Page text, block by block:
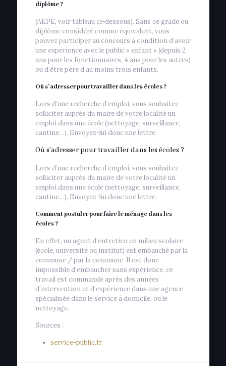
diplôme ?
(AEPE, voir tableau ci-dessous). Sans ce grade ou
diplôme considéré comme équivalent, vous
pouvez participer au concours à condition d’avoir
une expérience avec le public « enfant » (depuis 2
ans pour les fonctionnaires, 4 ans pour les autres)
ou d’être père d’au moins trois enfants.
Où s’adresser pour travailler dans les écoles ?
Lors d’une recherche d’emploi, vous souhaitez
solliciter auprès du maire de votre localité un
emploi dans une école (nettoyage, surveillance,
cantine…). Envoyez-lui donc une lettre.
Où s’adresser pour travailler dans les écoles ?
Lors d’une recherche d’emploi, vous souhaitez
solliciter auprès du maire de votre localité un
emploi dans une école (nettoyage, surveillance,
cantine…). Envoyez-lui donc une lettre.
Comment postuler pour faire le ménage dans les
écoles ?
En effet, un agent d’entretien en milieu scolaire
(école, université ou institut) est embauché par la
commune / par la commune. Il est donc
impossible d’embaucher sans expérience, ce
travail est commandé après des années
d’intervention et d’expérience dans une agence
spécialisée dans le service à domicile, ou le
nettoyage.
Sources :
service-public.fr